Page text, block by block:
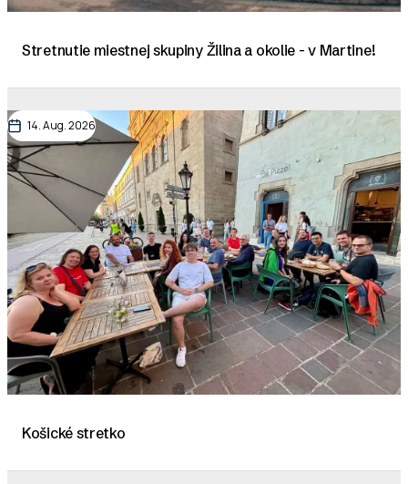
Stretnutie miestnej skupiny Žilina a okolie - v Martine!
14. Aug. 2026
Košické stretko